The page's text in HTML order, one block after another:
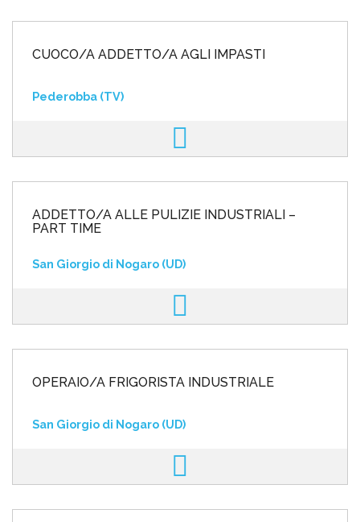
CUOCO/A ADDETTO/A AGLI IMPASTI
Pederobba (TV)
ADDETTO/A ALLE PULIZIE INDUSTRIALI –
PART TIME
San Giorgio di Nogaro (UD)
OPERAIO/A FRIGORISTA INDUSTRIALE
San Giorgio di Nogaro (UD)